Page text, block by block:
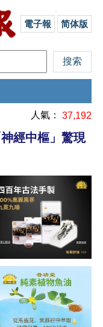
電子報 简体版
人氣： 37,192
經中樞」驚現